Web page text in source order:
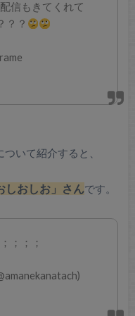
信もきてくれて
？？
ついて紹介すると、
しおしお」さんです。
；；；